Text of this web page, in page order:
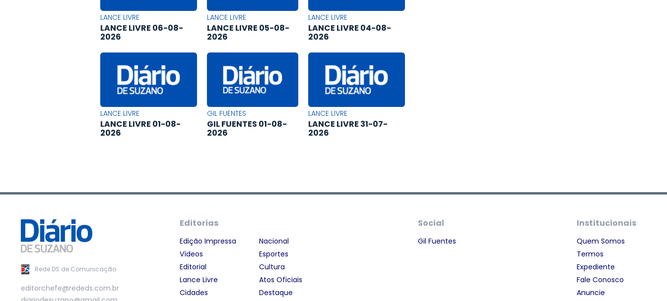
LANCE LIVRE
LANCE LIVRE 06-08-
2026
LANCE LIVRE
LANCE LIVRE 05-08-
2026
LANCE LIVRE
LANCE LIVRE 04-08-
2026
LANCE LIVRE
LANCE LIVRE 01-08-
2026
GIL FUENTES
GIL FUENTES 01-08-
2026
LANCE LIVRE
LANCE LIVRE 31-07-
2026
Rede DS de Comunicação
editorchefe@rededs.com.br
Editorias
Edição Impressa
Vídeos
Editorial
Lance Livre
Cidades
Nacional
Esportes
Cultura
Atos Oficiais
Destaque
Social
Gil Fuentes
Institucionais
Quem Somos
Termos
Expediente
Fale Conosco
Anuncie